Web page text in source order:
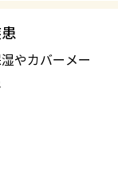
やカバーメー